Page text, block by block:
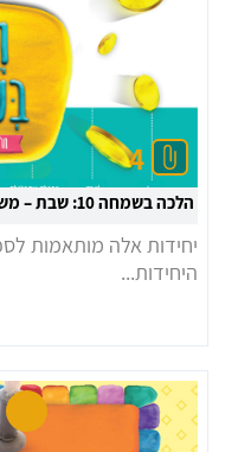
4
הלכה בשמחה 10: שבת – משחקים בשבת
יחידות אלה מותאמות
היחידות...